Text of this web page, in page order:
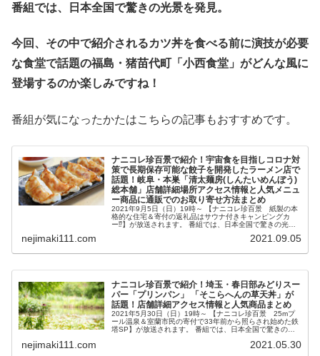
番組では、日本全国で驚きの光景を発見。
今回、その中で紹介されるカツ丼を食べる前に演技が必要
な食堂で話題の福島・猪苗代町「小西食堂」がどんな風に
登場するのか楽しみですね！
番組が気になったかたはこちらの記事もおすすめです。
ナニコレ珍百景で紹介！宇宙食を目指しコロナ対
策で長期保存可能な餃子を開発したラーメン店で
話題！岐阜・本巣「清太麺房(しんたいめんぼう)
総本舗」店舗詳細場所アクセス情報と人気メニュ
ー商品に通販でのお取り寄せ方法まとめ
2021年9月5日（日）19時～ 【ナニコレ珍百景 紙製の本
格的な住宅＆寄付の返礼品はサウナ付きキャンピングカ
ー⁉】が放送されます。 番組では、日本全国で驚きの光景
nejimaki111.com 2021.09.05
ナニコレ珍百景で紹介！埼玉・春日部みどりスー
パー「プリンパン」 「そこらへんの草天丼」が
話題！店舗詳細アクセス情報と人気商品まとめ
2021年5月30日（日）19時～ 【ナニコレ珍百景 25mプ
ール温泉＆室蘭市民の寄付で33年前から照らされ始めた鉄
塔SP】が放送されます。 番組では、日本全国で驚きの光
nejimaki111.com 2021.05.30